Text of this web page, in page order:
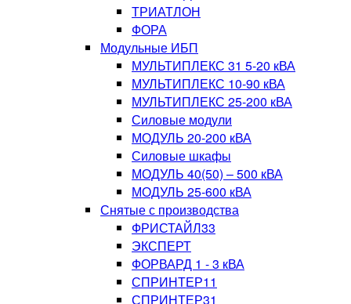
ТРИАТЛОН
ФОРА
Модульные ИБП
МУЛЬТИПЛЕКС 31 5-20 кВА
МУЛЬТИПЛЕКС 10-90 кВА
МУЛЬТИПЛЕКС 25-200 кВА
Силовые модули
МОДУЛЬ 20-200 кВА
Силовые шкафы
МОДУЛЬ 40(50) – 500 кВА
МОДУЛЬ 25-600 кВА
Снятые с производства
ФРИСТАЙЛ33
ЭКСПЕРТ
ФОРВАРД 1 - 3 кВА
СПРИНТЕР11
СПРИНТЕР31